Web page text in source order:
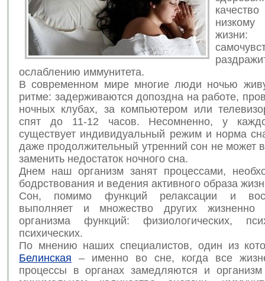
ослаблению иммунитета.
В современном мире многие люди ночью
ритме: задерживаются допоздна на работе,
ночных клубах, за компьютером или
спят до 11-12 часов. Несомненно, у
существует индивидуальный режим и норма
даже продолжительный утренний сон не может
заменить недостаток ночного сна.
Днем наш организм занят процессами,
бодрствования и ведения активного образа
Сон, помимо функций релаксации и
выполняет и множество других
организма функций: физиологических,
психических.
По мнению наших специалистов, один из
Белинская – именно во сне, когда все
процессы в органах замедляются и